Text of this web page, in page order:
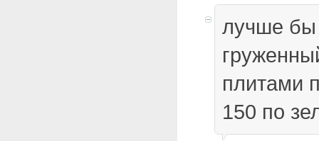
лучше бы
плитами
150 по